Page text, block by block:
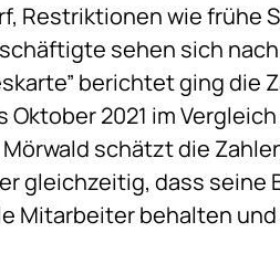
Restriktionen wie frühe
sehen sich
berichtet ging die
2021 im
schätzt die
gleichzeitig, dass
Mitarbeiter behalten